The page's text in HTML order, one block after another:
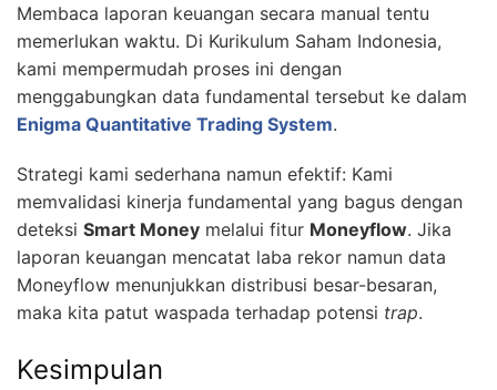
Membaca laporan keuangan secara manual tentu
memerlukan waktu. Di Kurikulum Saham Indonesia,
kami mempermudah proses ini dengan
menggabungkan data fundamental tersebut ke dalam
Enigma Quantitative Trading System.
Strategi kami sederhana namun efektif: Kami
memvalidasi kinerja fundamental yang bagus dengan
deteksi Smart Money melalui fitur Moneyflow. Jika
laporan keuangan mencatat laba rekor namun data
Moneyflow menunjukkan distribusi besar-besaran,
maka kita patut waspada terhadap potensi trap.
Kesimpulan